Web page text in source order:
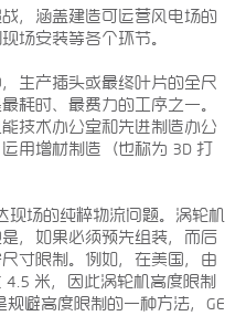
，涵盖建造可运营风电场的
场安装等各个环节。
生产插头或最终叶片的全尺
耗时、最费力的工序之一。
技术办公室和先进制造办公
用增材制造（也称为 3D 打
现场的纯粹物流问题。涡轮机
，如果必须预先组装，而后
寸限制。例如，在美国，由
米，因此涡轮机高度限制
避高度限制的一种方法，GE